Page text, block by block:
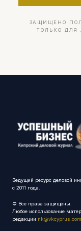
ЗАЩИЩЕНО
ТОЛЬКО
Ведущий ресурс деловой
с 2011 года.
© Все права защищены.
Любое использование
редакции nk@vkcyprus.com